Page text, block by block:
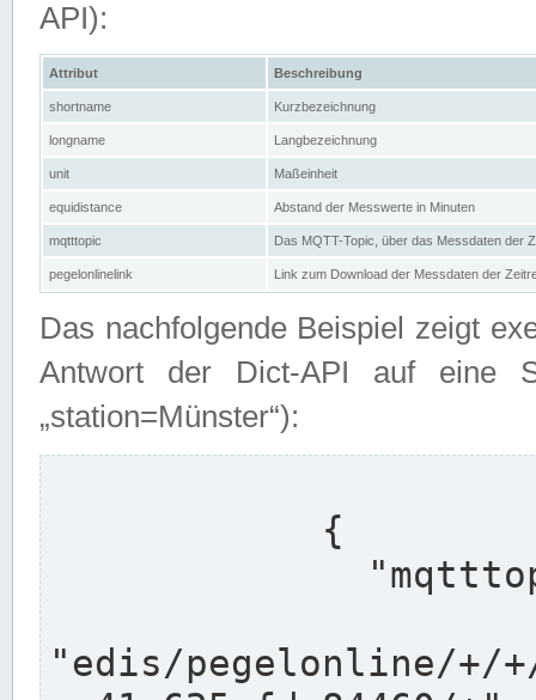
API):
Attribut Beschreibung
shortname Kurzbezeichnung
longname Langbezeichnung
unit Maßeinheit
equidistance Abstand der Messwerte in Minuten
mqtttopic Das MQTT-Topic, über das Messdaten der
pegelonlinelink Link zum Download der Messdaten der
Das nachfolgende Beispiel zeigt
Antwort der Dict-API auf eine
„station=Münster“):
"edis/pegelonline/+/